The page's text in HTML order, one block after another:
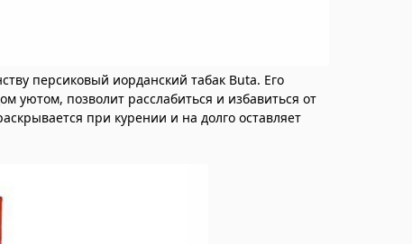
персиковый иорданский табак Buta. Его
уютом, позволит расслабиться и избавиться от
при курении и на долго оставляет